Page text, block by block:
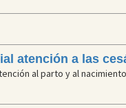
atención a las
al parto y al